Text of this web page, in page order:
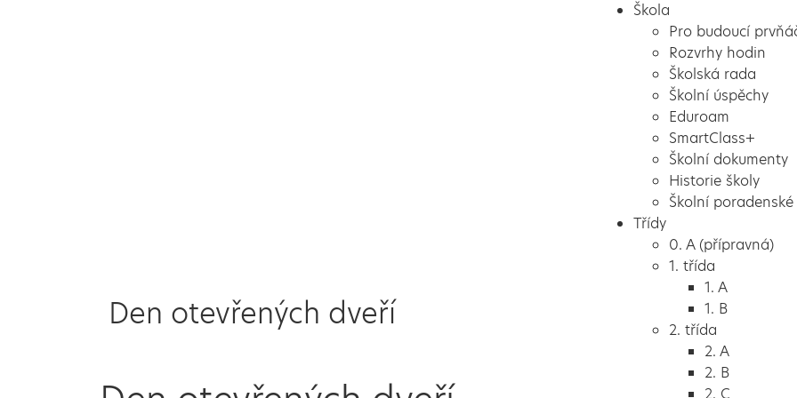
Škola
Pro budoucí
Rozvrhy hodin
Školská rada
Školní úspěchy
Eduroam
SmartClass+
Školní dokumenty
Historie školy
Školní
Třídy
0. A (přípravná)
1. třída
1. A
1. B
2. třída
2. A
2. B
Den otevřených dveří